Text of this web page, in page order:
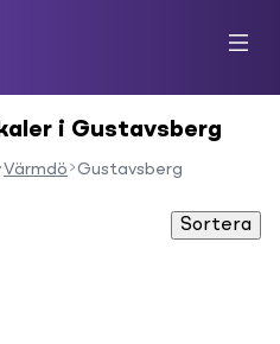
i Gustavsberg
Värmdö Gustavsberg
Sortera